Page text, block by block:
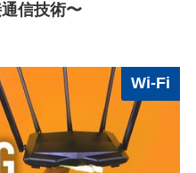
信技術〜
Wi-Fi